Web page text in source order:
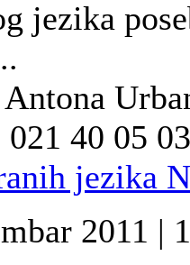
jezika
Antona
021 40 05 03
jezika
2011 |